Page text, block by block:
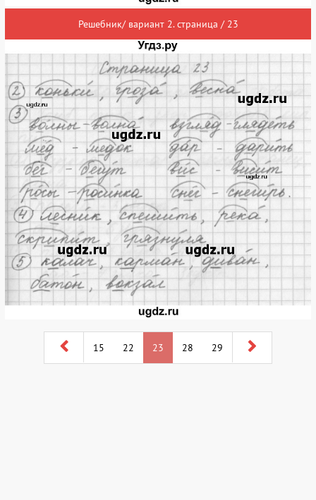
Решебник/ вариант 2. страница / 23
15 22 23 28 29